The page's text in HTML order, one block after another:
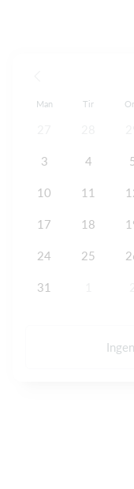
Man Tir
3 4
10 11
17 18
24 25
31